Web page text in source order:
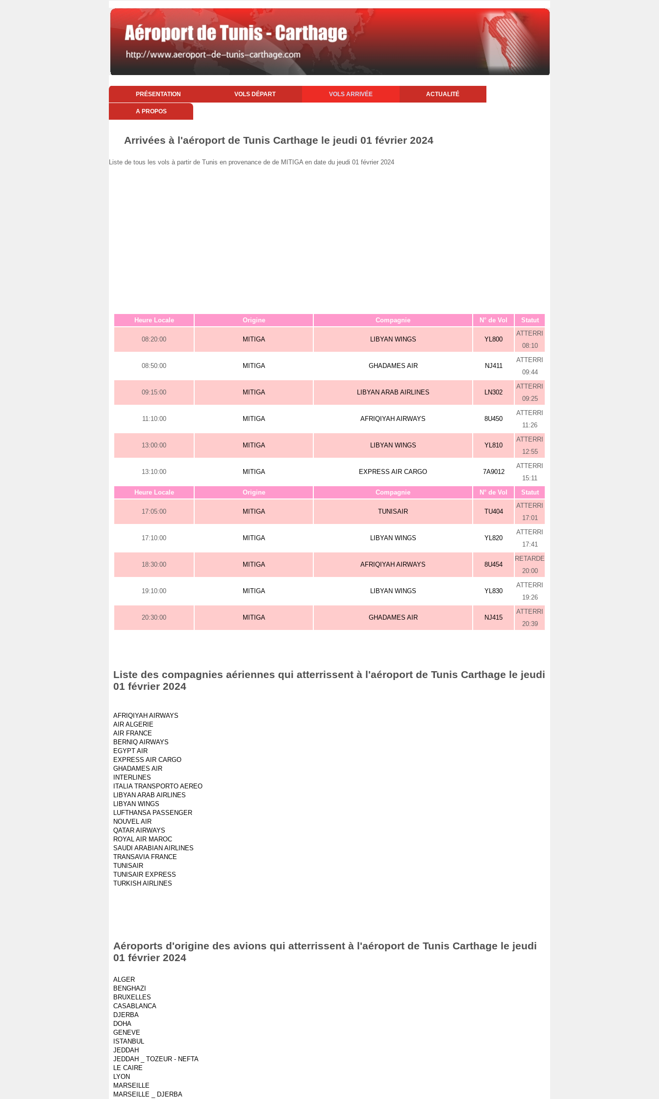
PRÉSENTATION VOLS DÉPART VOLS ARRIVÉE ACTUALITÉ
A PROPOS
Arrivées à l'aéroport de Tunis Carthage le jeudi 01 février 2024
Liste de tous les vols à partir de Tunis en provenance de de MITIGA en date du jeudi 01 février 2024
Heure Locale Origine Compagnie N° de Vol Statut
08:20:00 MITIGA LIBYAN WINGS YL800
ATTERRI
08:10
08:50:00 MITIGA GHADAMES AIR NJ411
ATTERRI
09:44
09:15:00 MITIGA LIBYAN ARAB AIRLINES LN302
ATTERRI
09:25
11:10:00 MITIGA AFRIQIYAH AIRWAYS 8U450
ATTERRI
11:26
13:00:00 MITIGA LIBYAN WINGS YL810
ATTERRI
12:55
13:10:00 MITIGA EXPRESS AIR CARGO 7A9012
ATTERRI
15:11
Heure Locale
Origine Compagnie N° de Vol Statut
17:05:00 MITIGA TUNISAIR TU404
ATTERRI
17:01
17:10:00 MITIGA LIBYAN WINGS YL820
ATTERRI
17:41
18:30:00 MITIGA AFRIQIYAH AIRWAYS 8U454
RETARDE
20:00
19:10:00 MITIGA LIBYAN WINGS YL830
ATTERRI
19:26
20:30:00 MITIGA GHADAMES AIR NJ415
ATTERRI
20:39
Liste des compagnies aériennes qui atterrissent à l'aéroport de Tunis Carthage le jeudi
01 février 2024
AFRIQIYAH AIRWAYS
AIR ALGERIE
AIR FRANCE
BERNIQ AIRWAYS
EGYPT AIR
EXPRESS AIR CARGO
GHADAMES AIR
INTERLINES
ITALIA TRANSPORTO AEREO
LIBYAN ARAB AIRLINES
LIBYAN WINGS
LUFTHANSA PASSENGER
NOUVEL AIR
QATAR AIRWAYS
ROYAL AIR MAROC
SAUDI ARABIAN AIRLINES
TRANSAVIA FRANCE
TUNISAIR
TUNISAIR EXPRESS
TURKISH AIRLINES
Aéroports d'origine des avions qui atterrissent à l'aéroport de Tunis Carthage le jeudi
01 février 2024
ALGER
BENGHAZI
BRUXELLES
CASABLANCA
DJERBA
DOHA
GENEVE
ISTANBUL
JEDDAH
JEDDAH _ TOZEUR - NEFTA
LE CAIRE
LYON
MARSEILLE
MARSEILLE _ DJERBA